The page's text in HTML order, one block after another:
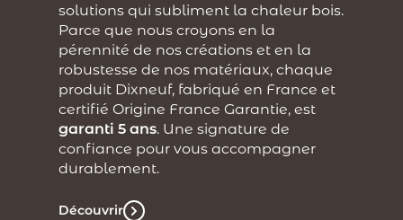
solutions qui subliment la chaleur bois.
Parce que nous croyons en la
pérennité de nos créations et en la
robustesse de nos matériaux, chaque
produit Dixneuf, fabriqué en France et
certifié Origine France Garantie, est
garanti 5 ans. Une signature de
confiance pour vous accompagner
durablement.
Découvrir